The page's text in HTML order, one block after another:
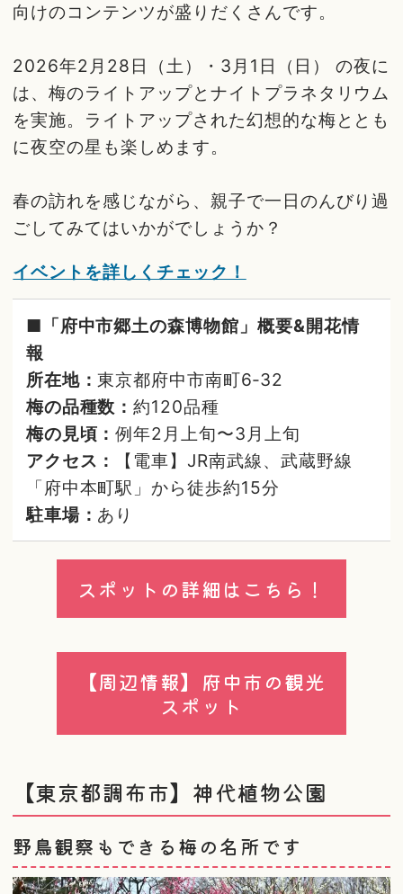
向けのコンテンツが盛りだくさんです。
2026年2月28日（土）・3月1日（日） の夜に
は、梅のライトアップとナイトプラネタリウム
を実施。ライトアップされた幻想的な梅ととも
に夜空の星も楽しめます。
春の訪れを感じながら、親子で一日のんびり過
ごしてみてはいかがでしょうか？
イベントを詳しくチェック！
■「府中市郷土の森博物館」概要&開花情
報
所在地：東京都府中市南町6‐32
梅の品種数：約120品種
梅の見頃：例年2月上旬〜3月上旬
アクセス：
【電車】JR南武線、武蔵野線
「府中本町駅」から徒歩約15分
駐車場： あり
スポットの詳細はこちら！
【周辺情報】府中市の観光
スポット
【東京都調布市】神代植物公園
野鳥観察もできる梅の名所です